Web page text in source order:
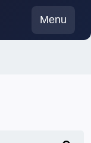
Menu